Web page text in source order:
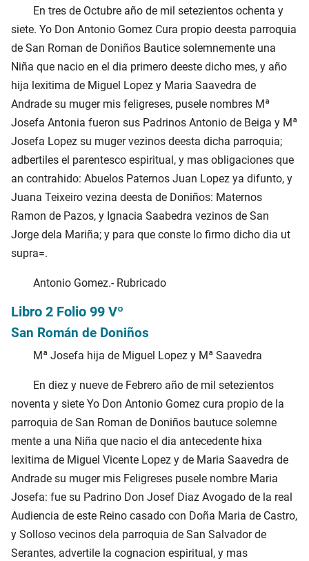
En tres de Octubre año de mil setezientos ochenta y
siete. Yo Don Antonio Gomez Cura propio deesta parroquia
de San Roman de Doniños Bautice solemnemente una
Niña que nacio en el dia primero deeste dicho mes, y año
hija lexitima de Miguel Lopez y Maria Saavedra de
Andrade su muger mis feligreses, pusele nombres Mª
Josefa Antonia fueron sus Padrinos Antonio de Beiga y Mª
Josefa Lopez su muger vezinos deesta dicha parroquia;
adbertiles el parentesco espiritual, y mas obligaciones que
an contrahido: Abuelos Paternos Juan Lopez ya difunto, y
Juana Teixeiro vezina deesta de Doniños: Maternos
Ramon de Pazos, y Ignacia Saabedra vezinos de San
Jorge dela Mariña; y para que conste lo firmo dicho dia ut
supra=.
Antonio Gomez.- Rubricado
Libro 2 Folio 99 Vº
San Román de Doniños
Mª Josefa hija de Miguel Lopez y Mª Saavedra
En diez y nueve de Febrero año de mil setezientos
noventa y siete Yo Don Antonio Gomez cura propio de la
parroquia de San Roman de Doniños bautuce solemne
mente a una Niña que nacio el dia antecedente hixa
lexitima de Miguel Vicente Lopez y de Maria Saavedra de
Andrade su muger mis Feligreses pusele nombre Maria
Josefa: fue su Padrino Don Josef Diaz Avogado de la real
Audiencia de este Reino casado con Doña Maria de Castro,
y Solloso vecinos dela parroquia de San Salvador de
Serantes, advertile la cognacion espiritual, y mas